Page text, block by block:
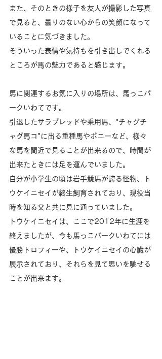
また、そのときの様子を友人が撮影した写真
で見ると、曇りのない心からの笑顔になって
いることに気づきました。
そういった表情や気持ちを引き出しでくれる
ところが馬の魅力であると感じます。
馬に関連するお気に入りの場所は、馬っこパ
ークいわてです。
引退したサラブレッドや乗用馬、"チャグチ
ャグ馬コ"に出る重種馬やポニーなど、様々
な馬を間近で見ることが出来るので、時間が
出来たときには足を運んでいました。
自分が小学生の頃は岩手競馬が誇る怪物、ト
ウケイニセイが終生飼育されており、現役当
時を知る父と共に見に通っていました。
トウケイニセイは、ここで2012年に生涯を
終えましたが、今も馬っこパークいわてには
優勝トロフィーや、トウケイニセイの心臓が
展示されており、それらを見て思いを馳せる
ことが出来ます。